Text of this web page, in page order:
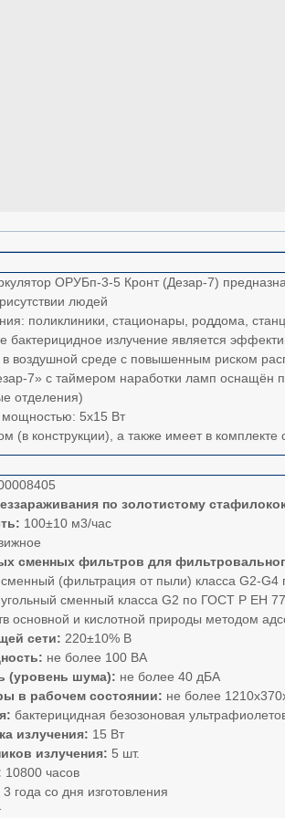
ОРУБп-3-5 Кронт (Дезар-7)
людей
поликлиники, стационары, роддома,
бактерицидное излучение является
в воздушной среде с повышенным риском
7» с таймером наработки ламп
отделения)
5х15 Вт
(в конструкции), а также имеет в
по золотистому
100±10 м3/час
сменных фильтров для
(фильтрация от пыли) класса G2-
сменный класса G2 по ГОСТ Р ЕН
основной и кислотной природы методом
сети: 220±10% В
не более 100 ВА
(уровень шума): не более 40 дБА
в рабочем состоянии: не более
бактерицидная безозоновая
излучения: 15 Вт
излучения: 5 шт.
10800 часов
3 года со дня изготовления